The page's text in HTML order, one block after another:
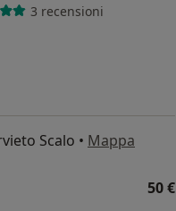
3 recensioni
Scalo • Mappa
50 €